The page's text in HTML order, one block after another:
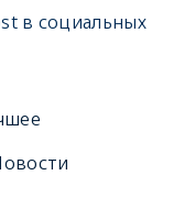
в социальных